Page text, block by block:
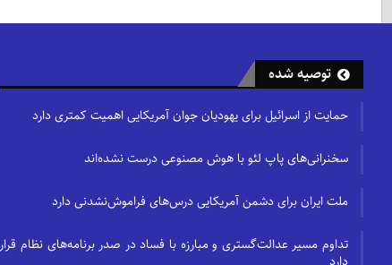
توصیه شده
حمایت از اسرائیل برای یهودیان جوان آمریکایی اهمیت کمتری دارد
سخنرانی‌های پاپ لئو با هوش مصنوعی درست نشده‌اند
ملت ایران برای دشمن آمریکایی درس‌های فراموش‌نشدنی دارد
تداوم مسیر عدالت‌گستری و مبارزه با فساد در صدر برنامه‌های نظام قرار